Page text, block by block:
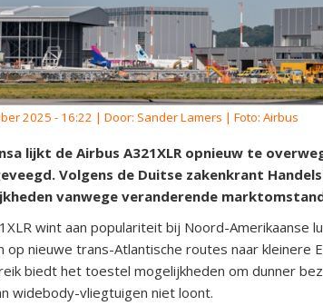
2025 - 16:22 | Door: Sander Lamers | Foto: Airbus
lijkt de Airbus A321XLR opnieuw te
Volgens de Duitse zakenkrant
vanwege veranderende
wint aan populariteit bij Noord-Amerikaanse
op nieuwe trans-Atlantische routes naar kleinere
biedt het toestel mogelijkheden om dunner
widebody-vliegtuigen niet loont.